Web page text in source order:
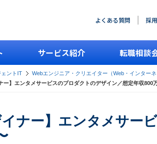
よくある質問 採
サービス紹介 転職相談
ントIT Webエンジニア・クリエイター（Web・インターネ
ー】エンタメサービスのプロダクトのデザイン／想定年収800
イナー】エンタメサー